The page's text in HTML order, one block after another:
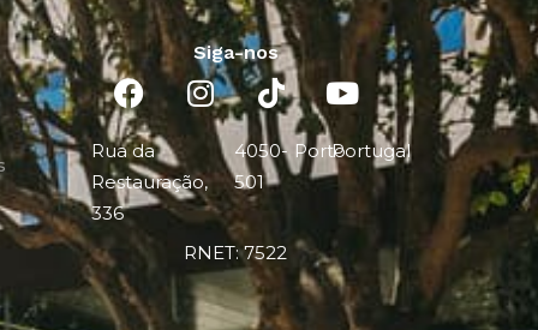
Siga-nos
Rua da
Restauração,
336
4050-
501
PortoPortugal
RNET: 7522